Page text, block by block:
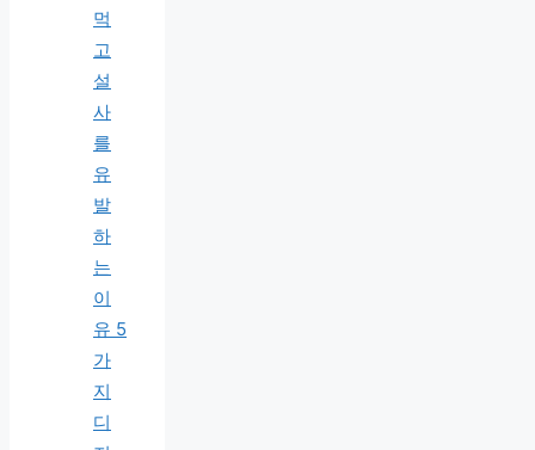
먹
고
설
사
를
유
발
하
는
이
유 5
가
지
디